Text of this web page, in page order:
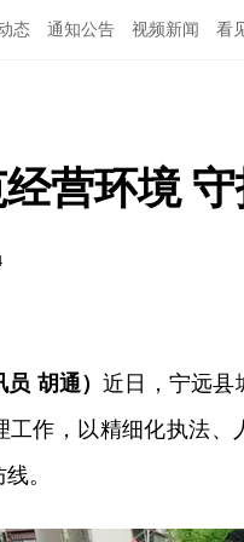
态 通知公告 视频新闻 看
营环境
员 胡通）近日，宁远县
工作，以精细化执法
。